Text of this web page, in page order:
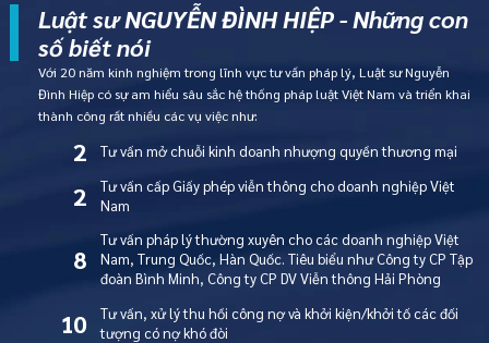
Luật sư NGUYỄN ĐÌNH HIỆP - Những con
số biết nói
Với 20 năm kinh nghiệm trong lĩnh vực tư vấn pháp lý, Luật sư Nguyễn
Đình Hiệp có sự am hiểu sâu sắc hệ thống pháp luật Việt Nam và triển khai
thành công rất nhiều các vụ việc như:
2 Tư vấn mở chuỗi kinh doanh nhượng quyền thương mại
2
Tư vấn cấp Giấy phép viễn thông cho doanh nghiệp Việt
Nam
8
Tư vấn pháp lý thường xuyên cho các doanh nghiệp Việt
Nam, Trung Quốc, Hàn Quốc. Tiêu biểu như Công ty CP Tập
đoàn Bình Minh, Công ty CP DV Viễn thông Hải Phòng
10
Tư vấn, xử lý thu hồi công nợ và khởi kiện/khởi tố các đối
tượng có nợ khó đòi